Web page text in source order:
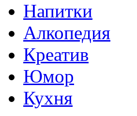
Напитки
Алкопедия
Креатив
Юмор
Кухня